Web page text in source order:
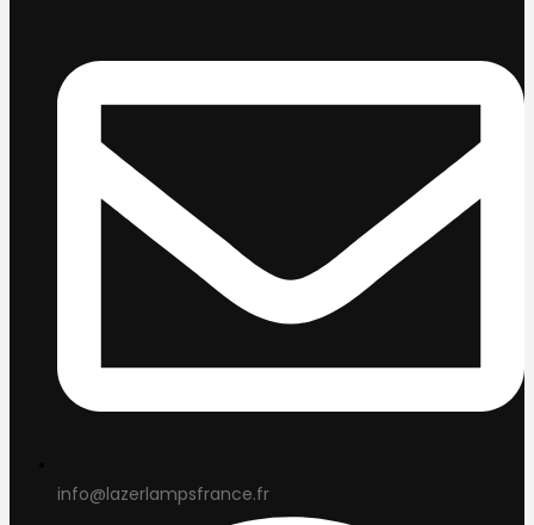
info@lazerlampsfrance.fr